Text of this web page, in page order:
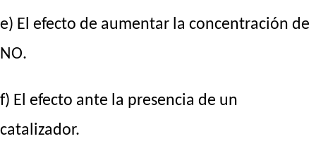
e) El efecto de aumentar la concentración de
NO.
f) El efecto ante la presencia de un
catalizador.